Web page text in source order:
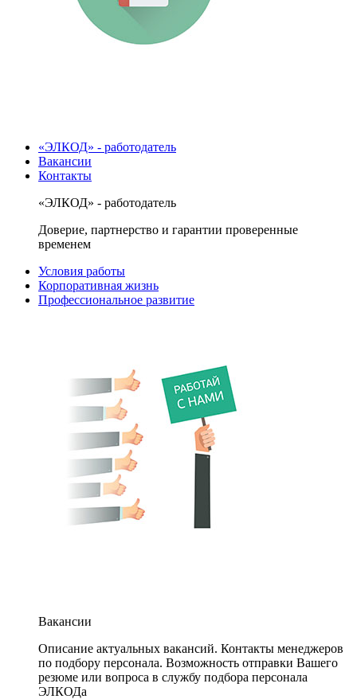
«ЭЛКОД» - работодатель
Вакансии
Контакты
«ЭЛКОД» - работодатель
Доверие, партнерство и гарантии проверенные
временем
Условия работы
Корпоративная жизнь
Профессиональное развитие
Вакансии
Описание актуальных вакансий. Контакты менеджеров
по подбору персонала. Возможность отправки Вашего
резюме или вопроса в службу подбора персонала
ЭЛКОДа